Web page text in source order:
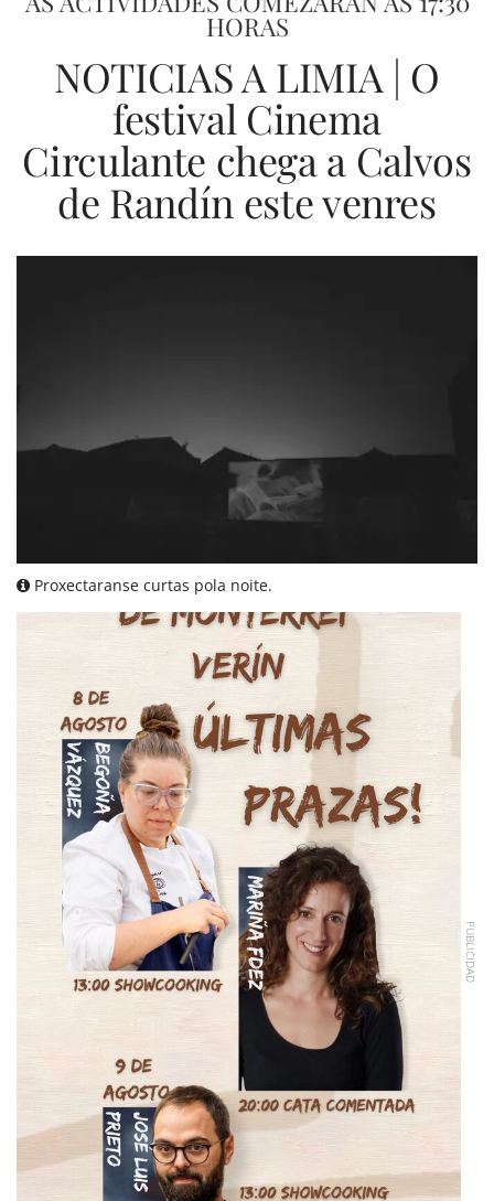
HORAS
NOTICIAS A LIMIA | O
festival Cinema
Circulante chega a Calvos
de Randín este venres
Proxectaranse curtas pola noite.